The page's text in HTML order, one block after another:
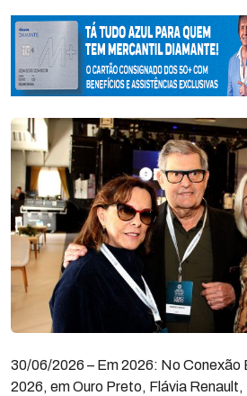
30/06/2026 – Em 2026: No Conexão
2026, em Ouro Preto, Flávia